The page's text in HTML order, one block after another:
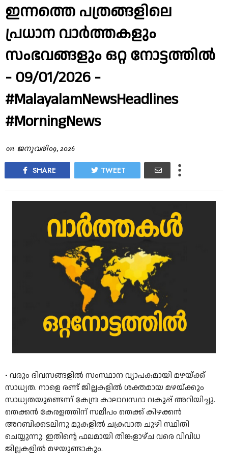
ഇന്നത്തെ പത്രങ്ങളിലെ
പ്രധാന വാർത്തകളും
സംഭവങ്ങളും ഒറ്റ നോട്ടത്തിൽ
- 09/01/2026 -
#MalayalamNewsHeadlines
#MorningNews
on ജനുവരി 09, 2026
SHARE TWEET
• വരും ദിവസങ്ങളില്‍ സംസ്ഥാന വ്യാപകമായി മഴയ്ക്ക്
സാധ്യത. നാളെ രണ്ട് ജില്ലകളില്‍ ശക്തമായ മഴയ്ക്കും
സാധ്യതയുണ്ടെന്ന് കേന്ദ്ര കാലാവസ്ഥാ വകുപ്പ് അറിയിച്ചു.
തെക്കൻ കേരളത്തിന് സമീപം തെക്ക് കിഴക്കൻ
അറബിക്കടലിനു മുകളിൽ ചക്രവാത ചുഴി സ്ഥിതി
ചെയ്യുന്നു. ഇതിന്റെ ഫലമായി തിങ്കളാഴ്ച വരെ വിവിധ
ജില്ലകളില്‍ മഴയുണ്ടാകും.